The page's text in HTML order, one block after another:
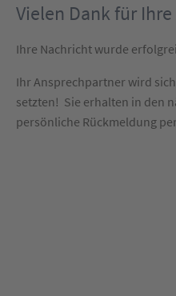
Vielen Dank für Ihre
Ihre Nachricht wurde
Ihr Ansprechpartner wird
setzten! Sie erhalten in den
persönliche Rückmeldung